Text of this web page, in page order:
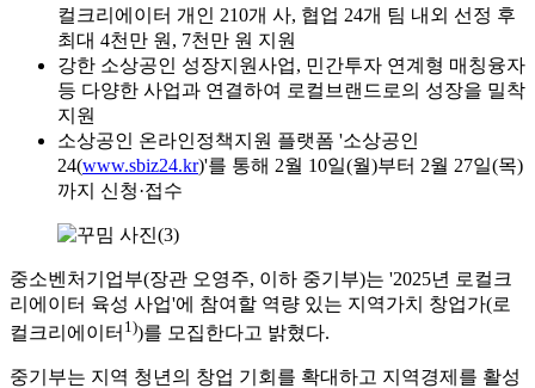
컬크리에이터 개인 210개 사, 협업 24개 팀 내외 선정 후
최대 4천만 원, 7천만 원 지원
강한 소상공인 성장지원사업, 민간투자 연계형 매칭융자
등 다양한 사업과 연결하여 로컬브랜드로의 성장을 밀착
지원
소상공인 온라인정책지원 플랫폼 '소상공인
24(www.sbiz24.kr)'를 통해 2월 10일(월)부터 2월 27일(목)
까지 신청·접수
중소벤처기업부(장관 오영주, 이하 중기부)는 '2025년 로컬크
리에이터 육성 사업'에 참여할 역량 있는 지역가치 창업가(로
컬크리에이터 1))를 모집한다고 밝혔다.
중기부는 지역 청년의 창업 기회를 확대하고 지역경제를 활성